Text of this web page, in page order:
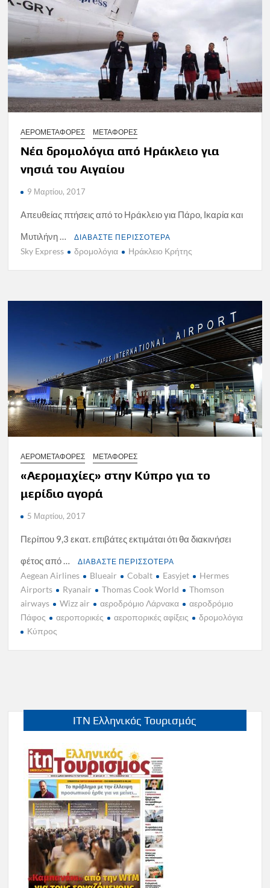
ΑΕΡΟΜΕΤΑΦΟΡΕΣ ΜΕΤΑΦΟΡΕΣ
Νέα δρομολόγια από Ηράκλειο για
νησιά του Αιγαίου
9 Μαρτίου, 2017
Απευθείας πτήσεις από το Ηράκλειο για Πάρο, Ικαρία και
Μυτιλήνη …
ΔΙΑΒΑΣΤΕ ΠΕΡΙΣΣΟΤΕΡΑ
Sky Express δρομολόγια Ηράκλειο Κρήτης
ΑΕΡΟΜΕΤΑΦΟΡΕΣ ΜΕΤΑΦΟΡΕΣ
«Αερομαχίες» στην Κύπρο για το
μερίδιο αγορά
5 Μαρτίου, 2017
Περίπου 9,3 εκατ. επιβάτες εκτιμάται ότι θα διακινήσει
φέτος από …
ΔΙΑΒΑΣΤΕ ΠΕΡΙΣΣΟΤΕΡΑ
Aegean Airlines Blueair Cobalt Easyjet
Hermes
Airports
Ryanair Thomas Cook World
Thomson
airways
Wizz air αεροδρόμιο Λάρνακα
αεροδρόμιο
Πάφος
αεροπορικές αεροπορικές αφίξεις
δρομολόγια
Κύπρος
ITN Ελληνικός Τουρισμός